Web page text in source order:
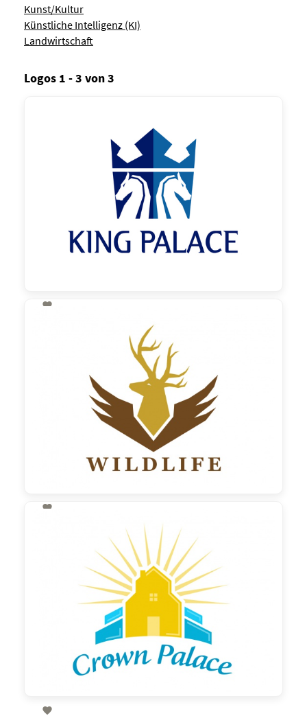
Kunst/Kultur
Künstliche Intelligenz (KI)
Landwirtschaft
Logos 1 - 3 von 3


